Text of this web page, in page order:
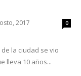
2017 0
la ciudad se vio
lleva 10 años...